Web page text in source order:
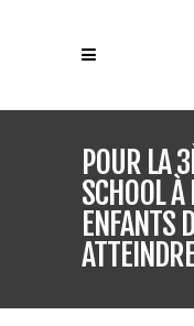
POUR LA
SCHOOL
ENFANTS